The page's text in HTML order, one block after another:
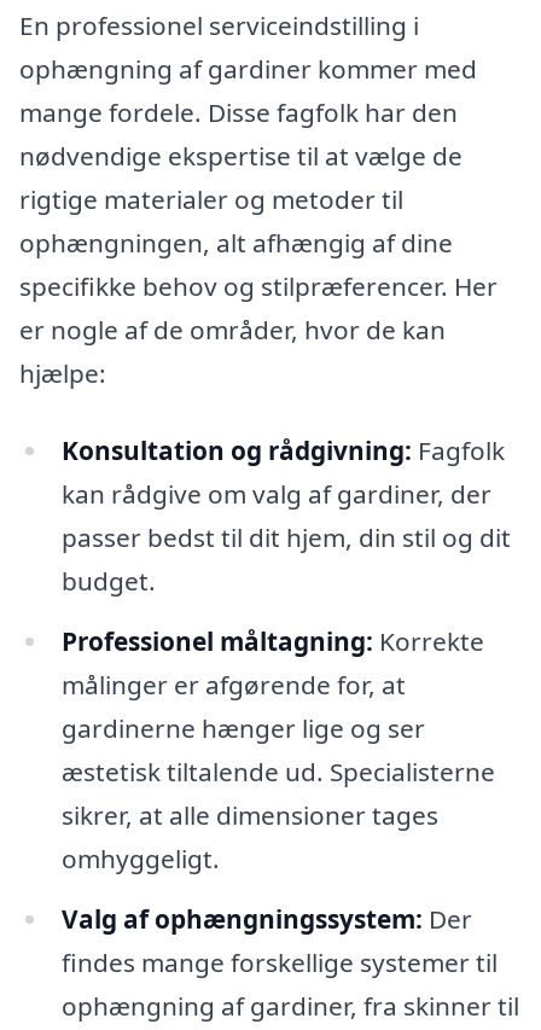
En professionel serviceindstilling i
ophængning af gardiner kommer med
mange fordele. Disse fagfolk har den
nødvendige ekspertise til at vælge de
rigtige materialer og metoder til
ophængningen, alt afhængig af dine
specifikke behov og stilpræferencer. Her
er nogle af de områder, hvor de kan
hjælpe:
Konsultation og rådgivning: Fagfolk
kan rådgive om valg af gardiner, der
passer bedst til dit hjem, din stil og dit
budget.
Professionel måltagning: Korrekte
målinger er afgørende for, at
gardinerne hænger lige og ser
æstetisk tiltalende ud. Specialisterne
sikrer, at alle dimensioner tages
omhyggeligt.
Valg af ophængningssystem: Der
findes mange forskellige systemer til
ophængning af gardiner, fra skinner til